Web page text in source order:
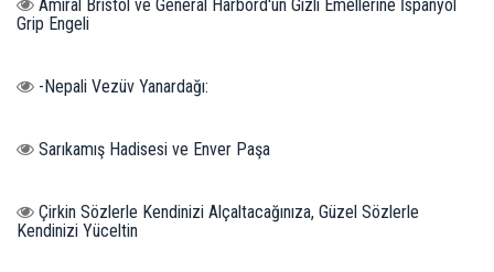
Amiral Bristol ve General Harbord'un Gizli Emellerine İspanyol
Grip Engeli
-Nepali Vezüv Yanardağı:
Sarıkamış Hadisesi ve Enver Paşa
Çirkin Sözlerle Kendinizi Alçaltacağınıza, Güzel Sözlerle
Kendinizi Yüceltin